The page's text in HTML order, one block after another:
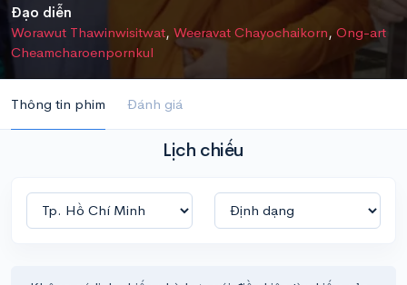
Đạo diễn
Worawut Thawinwisitwat, Weeravat Chayochaikorn, Ong-art
Cheamcharoenpornkul
Thông tin phim Đánh giá
Lịch chiếu